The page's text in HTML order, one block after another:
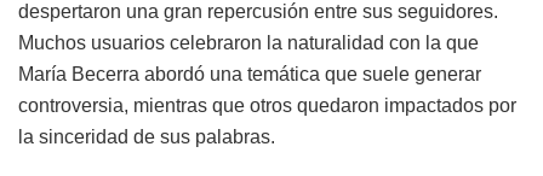
despertaron una gran repercusión entre sus seguidores.
Muchos usuarios celebraron la naturalidad con la que
María Becerra abordó una temática que suele generar
controversia, mientras que otros quedaron impactados por
la sinceridad de sus palabras.